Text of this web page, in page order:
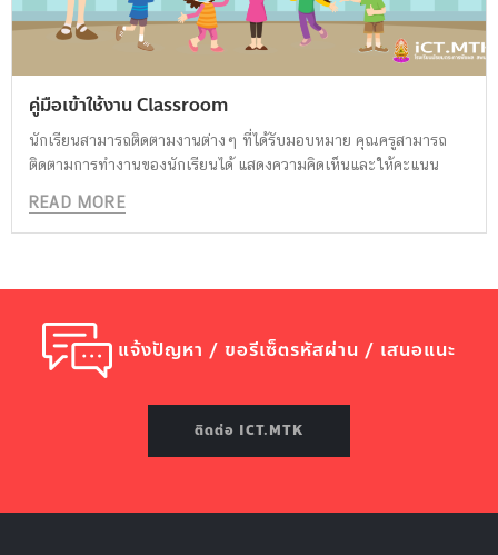
คู่มือเข้าใช้งาน Classroom
นักเรียนสามารถติดตามงานต่างๆ ที่ได้รับมอบหมาย คุณครูสามารถ
ติดตามการทำงานของนักเรียนได้ แสดงความคิดเห็นและให้คะแนน
READ MORE
แจ้งปัญหา / ขอรีเซ็ตรหัสผ่าน / เสนอแนะ
ติดต่อ ICT.MTK